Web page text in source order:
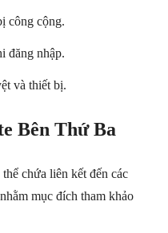
công cộng.
đăng nhập.
và thiết bị.
Bên Thứ Ba
chứa liên kết đến các
mục đích tham khảo